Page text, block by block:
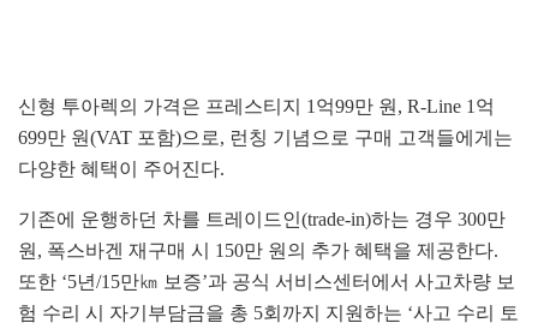
신형 투아렉의 가격은 프레스티지 1억99만 원, R-Line 1억
699만 원(VAT 포함)으로, 런칭 기념으로 구매 고객들에게는
다양한 혜택이 주어진다.
기존에 운행하던 차를 트레이드인(trade-in)하는 경우 300만
원, 폭스바겐 재구매 시 150만 원의 추가 혜택을 제공한다.
또한 ‘5년/15만㎞ 보증’과 공식 서비스센터에서 사고차량 보
험 수리 시 자기부담금을 총 5회까지 지원하는 ‘사고 수리 토